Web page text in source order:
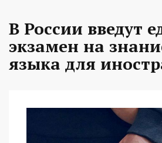
В России введут
экзамен на
языка для